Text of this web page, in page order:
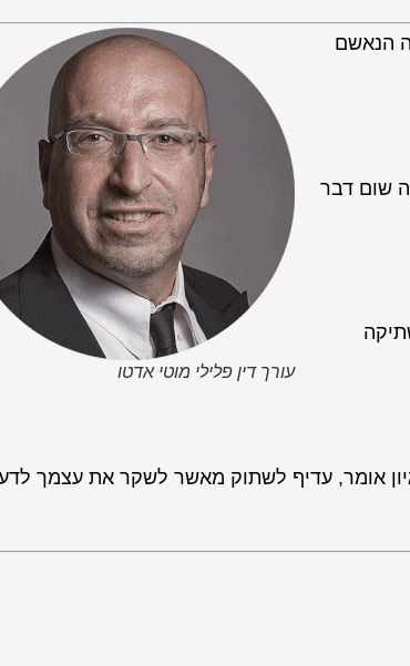
עורך דין פלילי מוטי אדטו
הנאשם
שום דבר
אומר, עדיף לשתוק מאשר לשקר את עצמך